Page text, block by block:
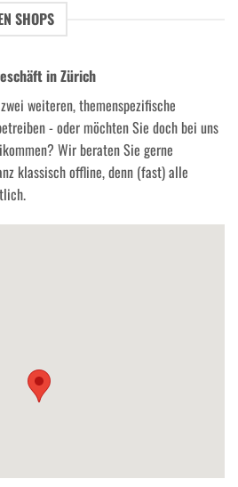
SHOPS
in Zürich
weiteren, themenspezifische
- oder möchten Sie doch bei uns
Wir beraten Sie gerne
klassisch offline, denn (fast) alle